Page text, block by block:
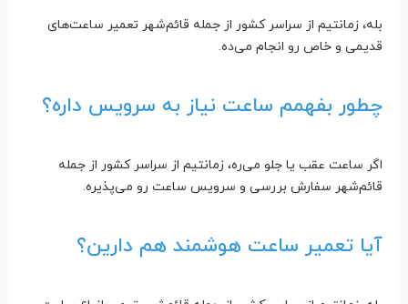
بله، زمانتیم از سراسر کشور از جمله قائم‌شهر تعمیر ساعت‌های
قدیمی و خاص رو انجام می‌ده.
چطور بفهمم ساعت نیاز به سرویس داره؟
اگر ساعت عقب یا جلو می‌ره، زمانتیم از سراسر کشور از جمله
قائم‌شهر سفارش بررسی و سرویس ساعت رو می‌پذیره.
آیا تعمیر ساعت هوشمند هم دارین؟